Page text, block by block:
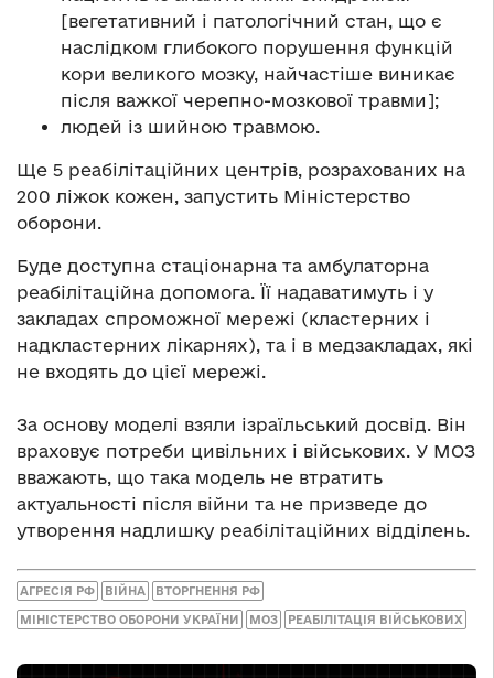
[вегетативний і патологічний стан, що є
наслідком глибокого порушення функцій
кори великого мозку, найчастіше виникає
після важкої черепно-мозкової травми];
людей із шийною травмою.
Ще 5 реабілітаційних центрів, розрахованих на
200 ліжок кожен, запустить Міністерство
оборони.
Буде доступна стаціонарна та амбулаторна
реабілітаційна допомога. Її надаватимуть і у
закладах спроможної мережі (кластерних і
надкластерних лікарнях), та і в медзакладах, які
не входять до цієї мережі.
За основу моделі взяли ізраїльський досвід. Він
враховує потреби цивільних і військових. У МОЗ
вважають, що така модель не втратить
актуальності після війни та не призведе до
утворення надлишку реабілітаційних відділень.
АГРЕСІЯ РФ ВІЙНА ВТОРГНЕННЯ РФ
МІНІСТЕРСТВО ОБОРОНИ УКРАЇНИ МОЗ РЕАБІЛІТАЦІЯ ВІЙСЬКОВИХ